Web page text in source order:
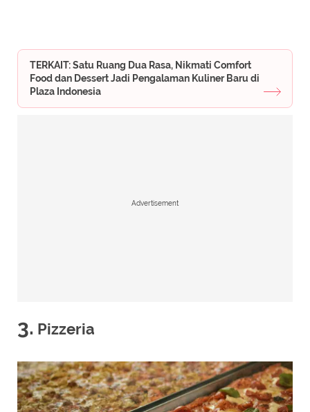
TERKAIT: Satu Ruang Dua Rasa, Nikmati Comfort
Food dan Dessert Jadi Pengalaman Kuliner Baru di
Plaza Indonesia
Advertisement
3. Pizzeria